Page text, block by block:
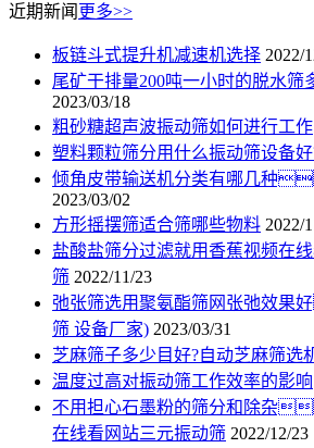
近期新闻 更多>>
板链斗式提升机减速机选择 2022/
尾矿干排量200吨一小时的脱水筛
2023/03/18
粗砂糖超声波振动筛如何进行工作
塑料颗粒筛分用什么振动筛设备好
倾角皮带输送机分类有哪几种
2023/03/02
方形摇摆筛适合筛哪些物料 2022/
盐酸盐筛分过滤就用香蕉视频在
筛 2022/11/23
弛张筛选用聚氨酯筛网张弛效
筛 设备厂家) 2023/03/31
芝麻筛子多少目好?自动芝麻筛选
温度过高对振动筛工作效率的影响
不用担心石墨粉的筛分和除杂
在线看网站三元振动筛 2022/12/23